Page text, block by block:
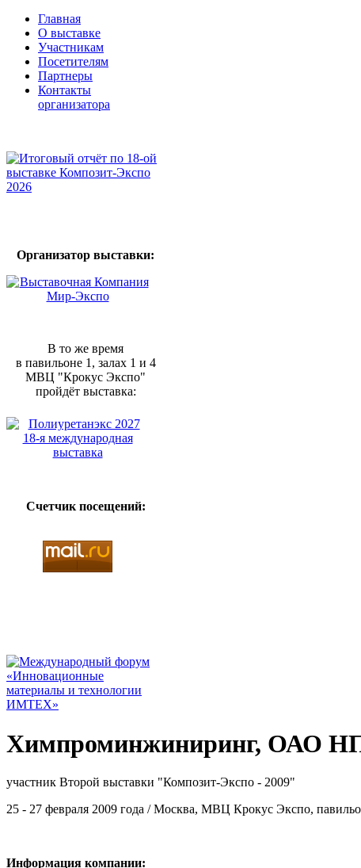
Главная
О выставке
Участникам
Посетителям
Партнеры
Контакты
организатора
Организатор выставки:
В то же время
в павильоне 1, залах 1 и 4
МВЦ "Крокус Экспо"
пройдёт выставка:
Счетчик посещений:
Химпроминжиниринг, ОАО
участник Второй выставки "Композит-Экспо - 2009"
25 - 27 февраля 2009 года / Москва, МВЦ Крокус Экспо,
Информация компании: